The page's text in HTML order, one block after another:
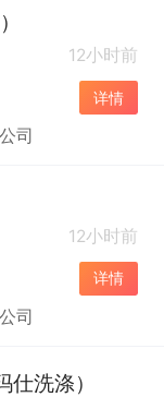
12小时前
详情
司
12小时前
详情
司
洗涤）